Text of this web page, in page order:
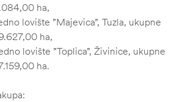
ha,
lovište ”Majevica”, Tuzla, ukupne
ha,
lovište ”Toplica”, Živinice, ukupne
ha.